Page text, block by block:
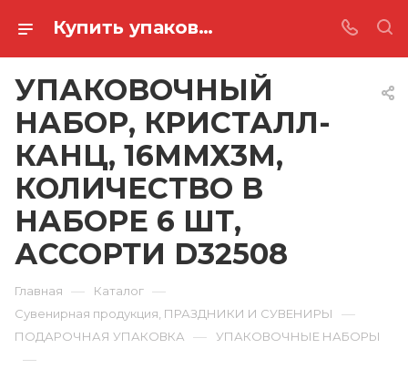
Купить упаковочный набор, кристалл-канц, 16ммх3м, количество в наборе 6 шт, ассорти D32508 в Ростове-на-Дону
УПАКОВОЧНЫЙ
НАБОР, КРИСТАЛЛ-
КАНЦ, 16ММХ3М,
КОЛИЧЕСТВО В
НАБОРЕ 6 ШТ,
АССОРТИ D32508
Главная — Каталог —
Сувенирная продукция, ПРАЗДНИКИ И СУВЕНИРЫ —
ПОДАРОЧНАЯ УПАКОВКА — УПАКОВОЧНЫЕ НАБОРЫ
—